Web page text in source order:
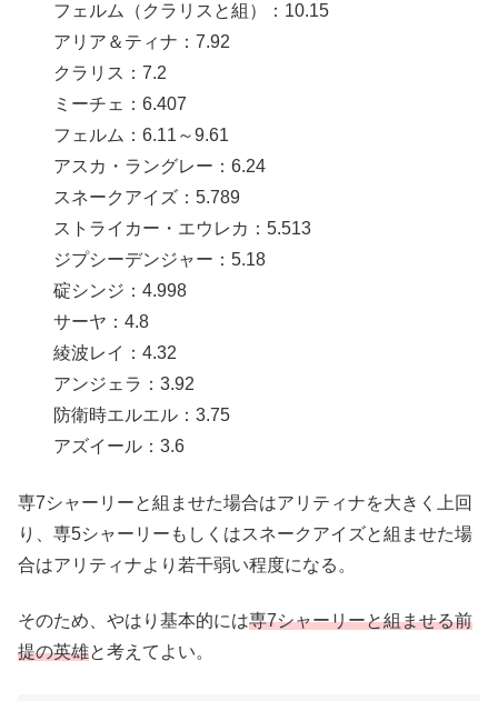
フェルム（クラリスと組）：10.15
アリア＆ティナ：7.92
クラリス：7.2
ミーチェ：6.407
フェルム：6.11～9.61
アスカ・ラングレー：6.24
スネークアイズ：5.789
ストライカー・エウレカ：5.513
ジプシーデンジャー：5.18
碇シンジ：4.998
サーヤ：4.8
綾波レイ：4.32
アンジェラ：3.92
防衛時エルエル：3.75
アズイール：3.6
専7シャーリーと組ませた場合はアリティナを大きく上回
り、専5シャーリーもしくはスネークアイズと組ませた場
合はアリティナより若干弱い程度になる。
そのため、やはり基本的には専7シャーリーと組ませる前
提の英雄と考えてよい。